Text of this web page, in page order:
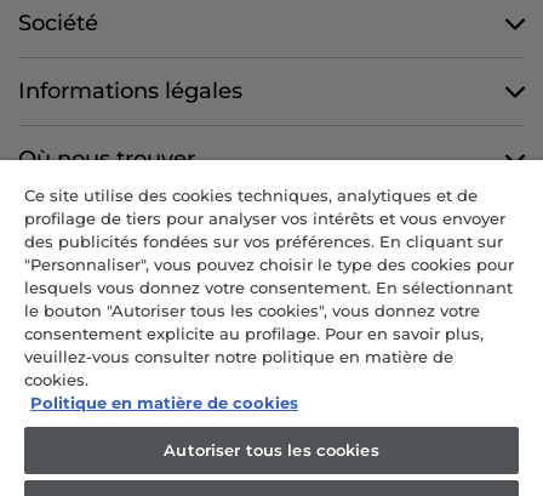
Société
Informations légales
Où nous trouver
Nous suivre
CANDY HOOVER GROUP S.r.I. - Associé unique - SIÈGE SOCIAL : Via
Comolli, 57 - 20861 Brugherio (MB) - Italie - SIÈGES ADMINISTRATIFS :
Via Privata Eden Fumagalli snc - 20861 Brugherio (MB) et Via Trento
+39.039.2086.237 - Capital social 35 000 000,00 € iv - Cod. Code fiscal
et numéro d'inscription au registre du commerce de Milan-Monza-
Ce site utilise des cookies techniques, analytiques et de
profilage de tiers pour analyser vos intérêts et vous envoyer
des publicités fondées sur vos préférences. En cliquant sur
"Personnaliser", vous pouvez choisir le type des cookies pour
lesquels vous donnez votre consentement. En sélectionnant
le bouton "Autoriser tous les cookies", vous donnez votre
consentement explicite au profilage. Pour en savoir plus,
veuillez-vous consulter notre politique en matière de
cookies.
Politique en matière de cookies
Autoriser tous les cookies